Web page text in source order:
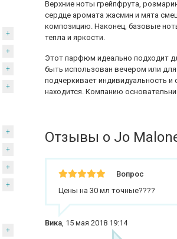
+
+
+
+
+
+
+
+
+
Верхние ноты грейпфрута,
сердце аромата жасмин и мята
композицию. Наконец, базовые
тепла и яркости.
Этот парфюм идеально подходит
быть использован вечером или
подчеркивает индивидуальность и
находится. Компанию
Отзывы о Jo
Вопрос
Цены на 30 мл точные????
Вика, 15 мая 2018 19:14